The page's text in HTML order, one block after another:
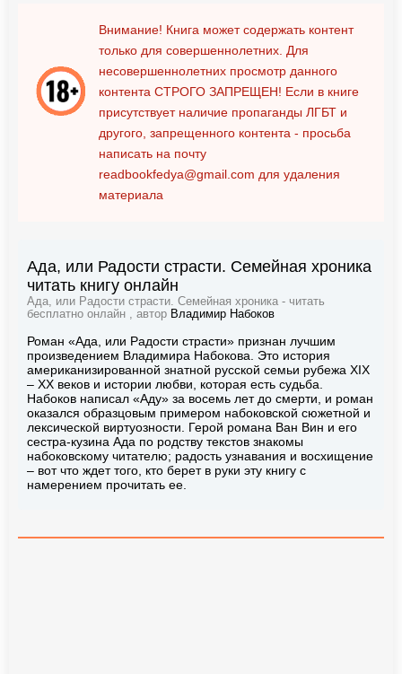
Внимание! Книга может содержать контент
только для совершеннолетних. Для
несовершеннолетних просмотр данного
контента СТРОГО ЗАПРЕЩЕН! Если в книге
присутствует наличие пропаганды ЛГБТ и
другого, запрещенного контента - просьба
написать на почту
readbookfedya@gmail.com для удаления
материала
Ада, или Радости страсти. Семейная хроника
читать книгу онлайн
Ада, или Радости страсти. Семейная хроника - читать
бесплатно онлайн , автор Владимир Набоков
Роман «Ада, или Радости страсти» признан лучшим
произведением Владимира Набокова. Это история
американизированной знатной русской семьи рубежа XIX
– XX веков и истории любви, которая есть судьба.
Набоков написал «Аду» за восемь лет до смерти, и роман
оказался образцовым примером набоковской сюжетной и
лексической виртуозности. Герой романа Ван Вин и его
сестра-кузина Ада по родству текстов знакомы
набоковскому читателю; радость узнавания и восхищение
– вот что ждет того, кто берет в руки эту книгу с
намерением прочитать ее.